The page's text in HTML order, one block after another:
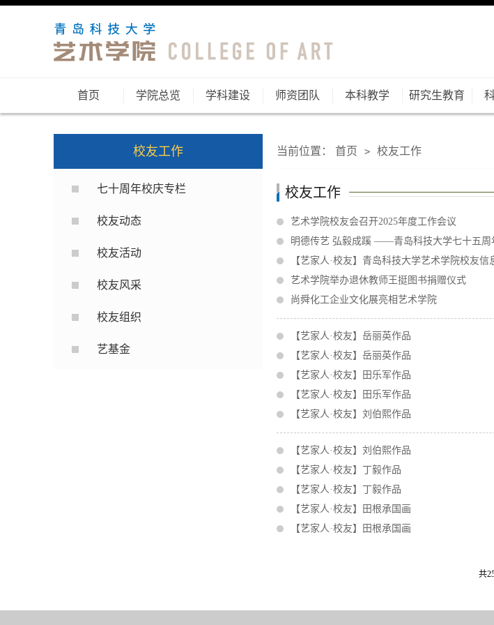
首页 学院总览 学科建设 师资团队 本科教学 研究生教育
校友工作
七十周年校庆专栏
校友动态
校友活动
校友风采
校友组织
艺基金
当前位置： 首页 > 校友工作
校友工作
艺术学院校友会召开2025年度工作会议
明德传艺 弘毅成蹊 ——青岛科技大学七十五周
【艺家人·校友】青岛科技大学艺术学院校友信
艺术学院举办退休教师王挺图书捐赠仪式
尚舜化工企业文化展亮相艺术学院
【艺家人·校友】岳丽英作品
【艺家人·校友】岳丽英作品
【艺家人·校友】田乐军作品
【艺家人·校友】田乐军作品
【艺家人·校友】刘伯熙作品
【艺家人·校友】刘伯熙作品
【艺家人·校友】丁毅作品
【艺家人·校友】丁毅作品
【艺家人·校友】田根承国画
【艺家人·校友】田根承国画
共